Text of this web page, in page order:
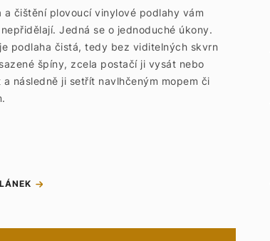
a čištění plovoucí vinylové podlahy vám
Jedná se o jednoduché úkony.
podlaha čistá, tedy bez viditelných skvrn
špíny, zcela postačí ji vysát nebo
a následně ji setřít navlhčeným mopem či